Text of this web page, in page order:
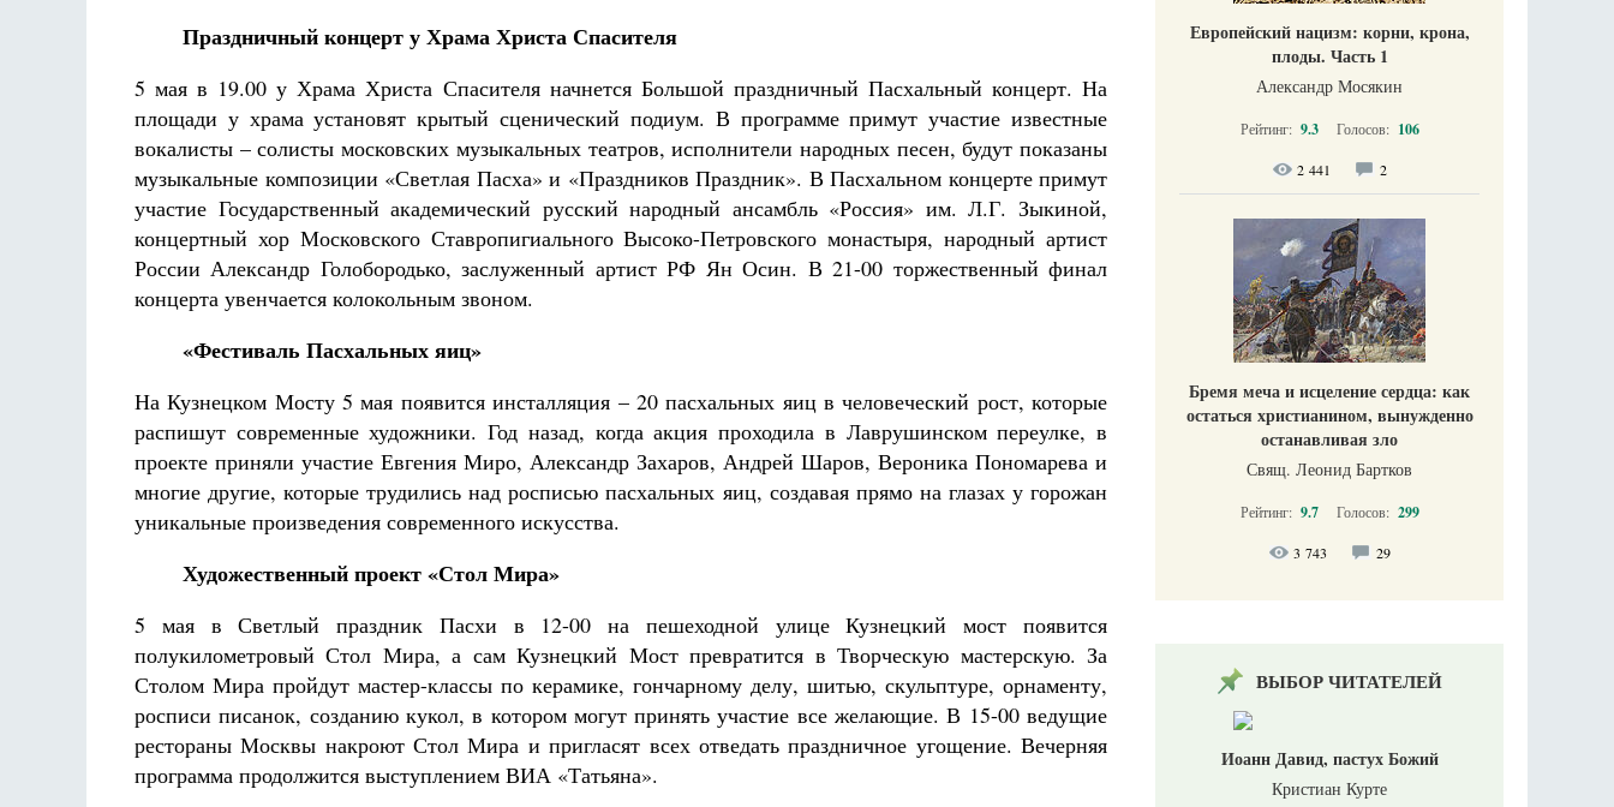
Праздничный концерт у Храма Христа Спасителя
5 мая в 19.00 у Храма Христа Спасителя начнется Большой праздничный Пасхальный концерт. На
площади у храма установят крытый сценический подиум. В программе примут участие известные
вокалисты – солисты московских музыкальных театров, исполнители народных песен, будут показаны
музыкальные композиции «Светлая Пасха» и «Праздников Праздник». В Пасхальном концерте примут
участие Государственный академический русский народный ансамбль «Россия» им. Л.Г. Зыкиной,
концертный хор Московского Ставропигиального Высоко-Петровского монастыря, народный артист
России Александр Голобородько, заслуженный артист РФ Ян Осин. В 21-00 торжественный финал
концерта увенчается колокольным звоном.
«Фестиваль Пасхальных яиц»
На Кузнецком Мосту 5 мая появится инсталляция – 20 пасхальных яиц в человеческий рост, которые
распишут современные художники. Год назад, когда акция проходила в Лаврушинском переулке, в
проекте приняли участие Евгения Миро, Александр Захаров, Андрей Шаров, Вероника Пономарева и
многие другие, которые трудились над росписью пасхальных яиц, создавая прямо на глазах у горожан
уникальные произведения современного искусства.
Художественный проект «Стол Мира»
5 мая в Светлый праздник Пасхи в 12-00 на пешеходной улице Кузнецкий мост появится
полукилометровый Стол Мира, а сам Кузнецкий Мост превратится в Творческую мастерскую. За
Столом Мира пройдут мастер-классы по керамике, гончарному делу, шитью, скульптуре, орнаменту,
росписи писанок, созданию кукол, в котором могут принять участие все желающие. В 15-00 ведущие
рестораны Москвы накроют Стол Мира и пригласят всех отведать праздничное угощение. Вечерняя
программа продолжится выступлением ВИА «Татьяна».
Европейский нацизм: корни, крона,
плоды. Часть 1
Александр Мосякин
Рейтинг: 9.3 Голосов: 106
2 441 2
Бремя меча и исцеление сердца: как
остаться христианином, вынужденно
останавливая зло
Свящ. Леонид Бартков
Рейтинг: 9.7 Голосов: 299
3 743 29
ВЫБОР ЧИТАТЕЛЕЙ
Иоанн Давид, пастух Божий
Кристиан Курте